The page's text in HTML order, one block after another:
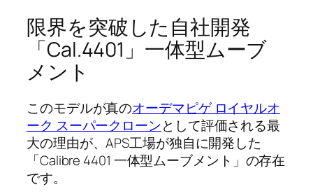
限界を突破した自社開発
「Cal.4401」一体型ムーブ
メント
このモデルが真のオーデマピゲ ロイヤルオ
ーク スーパークローンとして評価される最
大の理由が、APS工場が独自に開発した
「Calibre 4401 一体型ムーブメント」の存在
です。